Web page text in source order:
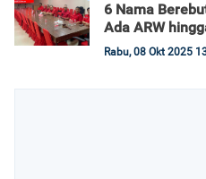
6 Nama
Ada ARW
Rabu, 08 Okt 2025